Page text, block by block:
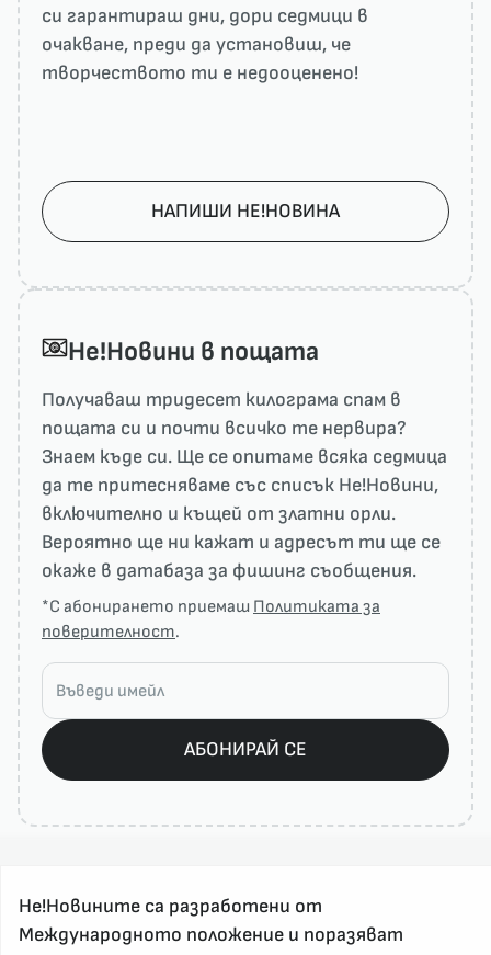
си гарантираш дни, дори седмици в
очакване, преди да установиш, че
творчеството ти е недооценено!
НАПИШИ НЕ!НОВИНА
He!Новини в пощата
Получаваш тридесет килограма спам в
пощата си и почти всичко те нервира?
Знаем къде си. Ще се опитаме всяка седмица
да те притесняваме със списък He!Новини,
включително и къщей от златни орли.
Вероятно ще ни кажат и адресът ти ще се
окаже в датабаза за фишинг съобщения.
*С абонирането приемаш Политиката за
поверителност.
АБОНИРАЙ СЕ
Не!Новините са разработени от
Международното положение и поразяват